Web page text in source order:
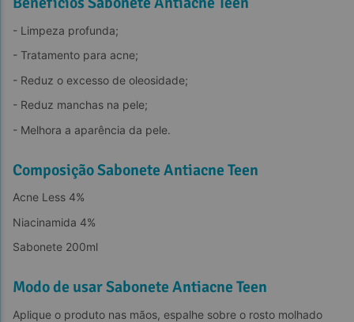
- Limpeza profunda;
- Tratamento para acne;
- Reduz o excesso de oleosidade;
- Reduz manchas na pele;
- Melhora a aparência da pele.
Composição Sabonete Antiacne Teen
Acne Less 4%
Niacinamida 4%
Sabonete 200ml
Modo de usar Sabonete Antiacne Teen
Aplique o produto nas mãos, espalhe sobre o rosto molhado